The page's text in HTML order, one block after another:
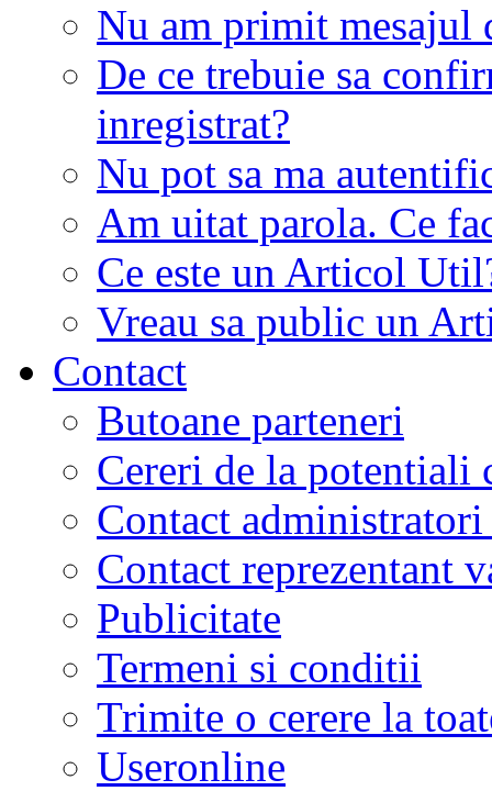
Nu am primit mesajul
De ce trebuie sa
inregistrat?
Nu pot sa ma
Am uitat parola. Ce
Ce este un Articol
Vreau sa public un
Contact
Butoane parteneri
Cereri de la potentiali
Contact
Contact reprezentant
Publicitate
Termeni si conditii
Trimite o cerere la
Useronline